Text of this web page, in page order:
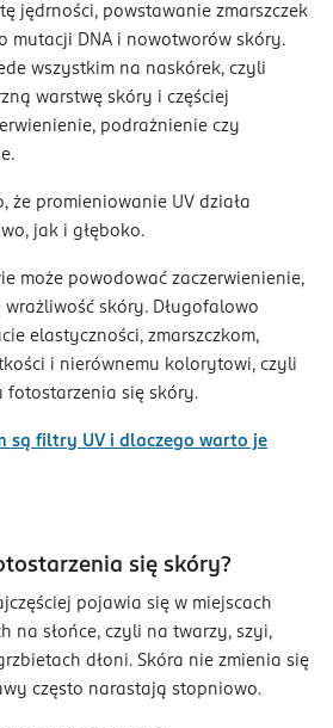
jędrności, powstawanie zmarszczek
mutacji DNA i nowotworów skóry.
wszystkim na naskórek, czyli
warstwę skóry i częściej
podrażnienie czy
że promieniowanie UV działa
jak i głęboko.
może powodować zaczerwienienie,
wrażliwość skóry. Długofalowo
elastyczności, zmarszczkom,
i nierównemu kolorytowi, czyli
fotostarzenia się skóry.
są filtry UV i dlaczego warto je
się skóry?
pojawia się w miejscach
na słońce, czyli na twarzy, szyi,
dłoni. Skóra nie zmienia się
często narastają stopniowo.